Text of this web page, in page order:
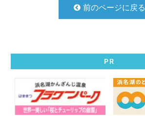
前のページに戻る
PR